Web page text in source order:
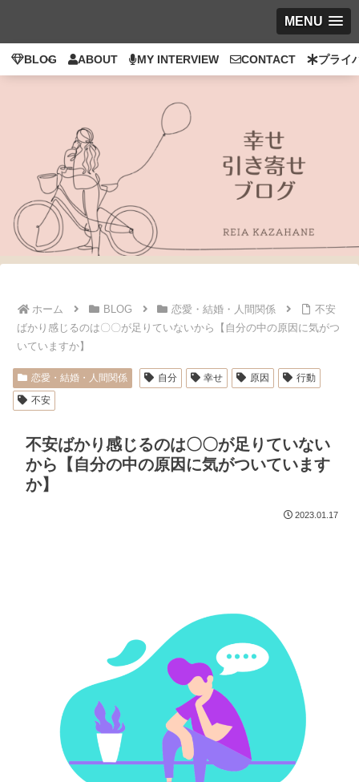
MENU
BLOG ABOUT MY INTERVIEW CONTACT プライ
ホーム BLOG 恋愛・結婚・人間関係
不安
ばかり感じるのは〇〇が足りていないから【自分の中の原因に気がつ
いていますか】
恋愛・結婚・人間関係 自分 幸せ 原因
行動
不安
不安ばかり感じるのは〇〇が足りていない
から【自分の中の原因に気がついています
か】
2023.01.17